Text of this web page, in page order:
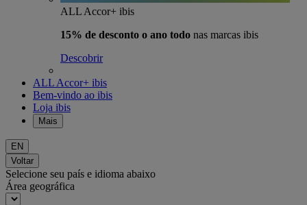
ALL Accor+ ibis
15% de desconto o ano todo nas marcas ibis
Descobrir
ALL Accor+ ibis
Bem-vindo ao ibis
Loja ibis
Mais
EN
Voltar
Selecione seu país e idioma abaixo
Área geográfica